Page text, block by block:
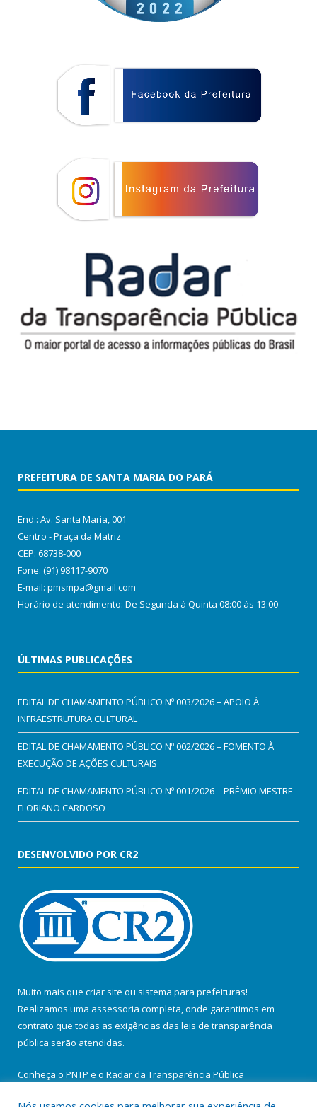
PREFEITURA DE SANTA MARIA DO PARÁ
End.: Av. Santa Maria, 001
Centro - Praça da Matriz
CEP: 68738-000
Fone: (91) 98117-9070
E-mail: pmsmpa@gmail.com
Horário de atendimento: De Segunda à Quinta 08:00 às 13:00
ÚLTIMAS PUBLICAÇÕES
EDITAL DE CHAMAMENTO PÚBLICO Nº 003/2026 – APOIO À
INFRAESTRUTURA CULTURAL
EDITAL DE CHAMAMENTO PÚBLICO Nº 002/2026 – FOMENTO À
EXECUÇÃO DE AÇÕES CULTURAIS
EDITAL DE CHAMAMENTO PÚBLICO Nº 001/2026 – PRÊMIO MESTRE
FLORIANO CARDOSO
DESENVOLVIDO POR CR2
Muito mais que criar site ou sistema para prefeituras!
Realizamos uma assessoria completa, onde garantimos em
contrato que todas as exigências das leis de transparência
pública serão atendidas.
Conheça o PNTP e o Radar da Transparência Pública